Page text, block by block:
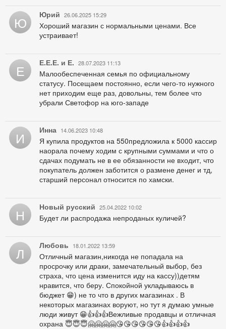
Ю Юрий 26.06.2025 15:29
Хороший магазин с нормальными ценами. Все
устраивает!
Е Е.Е.Е. и Е. 28.07.2023 11:13
Малообеспеченная семья по официальному
статусу. Посещаем постоянно, если чего-то нужного
нет приходим еще раз, довольны, тем более что
убрали Светофор на юго-западе
И Инна 14.06.2023 10:48
Я купила продуктов на 550предложила к 5000 кассир
наорала почему ходим с крупными суммами и что о
сдачах подумать не в ее обязанности не входит, что
покупатель должен заботится о размене денег и тд,
старший персонал относится по хамски.
Н Новый русский 25.04.2022 10:02
Будет ли распродажа непроданых куличей?
Л Любовь 18.01.2022 13:59
Отличный магазин,никогда не попадала на
просрочку или драки, замечательный выбор, без
страха, что цена изменится иду на кассу))детям
нравится, что беру. Спокойной укладываюсь в
бюджет 😁) не то что в других магазинах . В
некоторых магазинах воруют, но тут я думаю умные
люди живут 😁👍👍👍Вежливые продавцы и отличная
охрана 😇😇😇🤗🤗🤗🤗😘😘😘😘😘😘👍👍👍👍